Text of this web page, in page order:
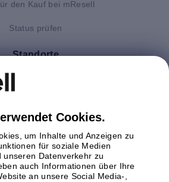
den Kauf bei mResell
Status prüfen
Standorte
Deutschland
Italien
Polen
Schweden
Spanien
Cookies.
um Inhalte und Anzeigen zu
für soziale Medien
unseren Datenverkehr zu
auch Informationen über Ihre
an unsere Social Media-,